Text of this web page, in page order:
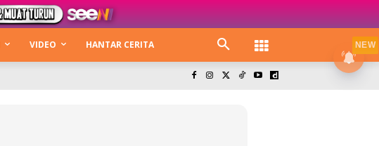
VIDEO HANTAR CERITA NEW